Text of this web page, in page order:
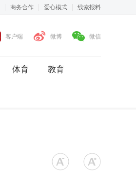
商务合作 爱心模式 线索报料
客户端 微博 微信
体育 教育